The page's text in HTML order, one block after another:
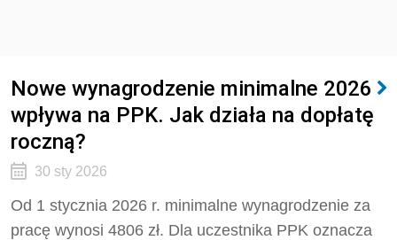
Nowe wynagrodzenie minimalne 2026
wpływa na PPK. Jak działa na dopłatę
roczną?
30 sty 2026
Od 1 stycznia 2026 r. minimalne wynagrodzenie za
pracę wynosi 4806 zł. Dla uczestnika PPK oznacza